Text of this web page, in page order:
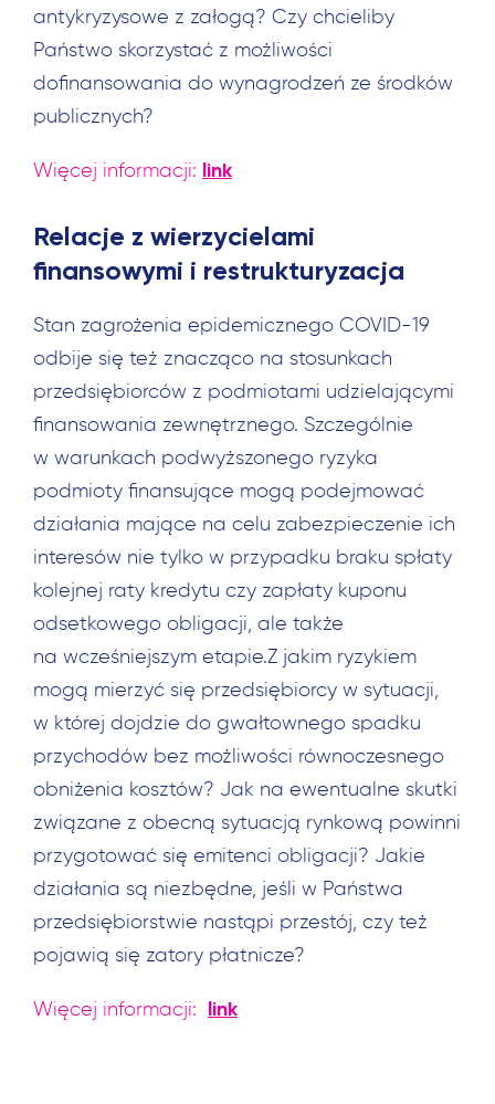
Szukaj:
antykryzysowe z załogą? Czy chcieliby
Państwo skorzystać z możliwości
dofinansowania do wynagrodzeń ze środków
publicznych?
Więcej informacji: link
Relacje z wierzycielami
finansowymi i restrukturyzacja
Stan zagrożenia epidemicznego COVID-19
odbije się też znacząco na stosunkach
przedsiębiorców z podmiotami udzielającymi
finansowania zewnętrznego. Szczególnie
w warunkach podwyższonego ryzyka
podmioty finansujące mogą podejmować
działania mające na celu zabezpieczenie ich
interesów nie tylko w przypadku braku spłaty
kolejnej raty kredytu czy zapłaty kuponu
odsetkowego obligacji, ale także
na wcześniejszym etapie.Z jakim ryzykiem
mogą mierzyć się przedsiębiorcy w sytuacji,
w której dojdzie do gwałtownego spadku
przychodów bez możliwości równoczesnego
obniżenia kosztów? Jak na ewentualne skutki
związane z obecną sytuacją rynkową powinni
przygotować się emitenci obligacji? Jakie
działania są niezbędne, jeśli w Państwa
przedsiębiorstwie nastąpi przestój, czy też
pojawią się zatory płatnicze?
Więcej informacji: link